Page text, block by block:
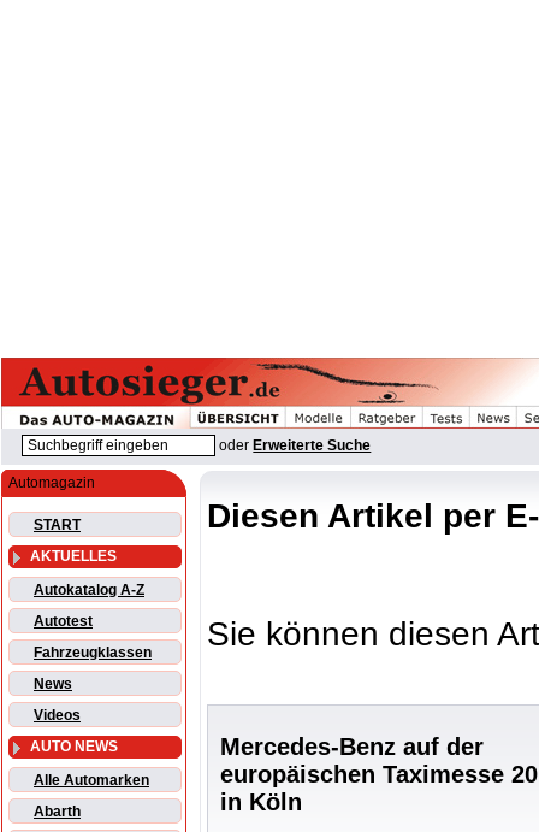
oder Erweiterte Suche
Automagazin
START
AKTUELLES
Autokatalog A-Z
Autotest
Fahrzeugklassen
News
Videos
AUTO NEWS
Alle Automarken
Abarth
Diesen Artikel per
Sie können diesen
Mercedes-Benz auf der
europäischen Taximesse
in Köln